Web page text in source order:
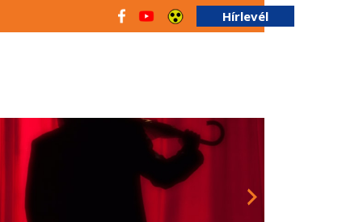
Hírlevél